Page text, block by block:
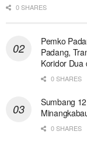
0 SHARES
Pemko
Padang,
Koridor Dua
0 SHARES
Sumbang
0 SHARES